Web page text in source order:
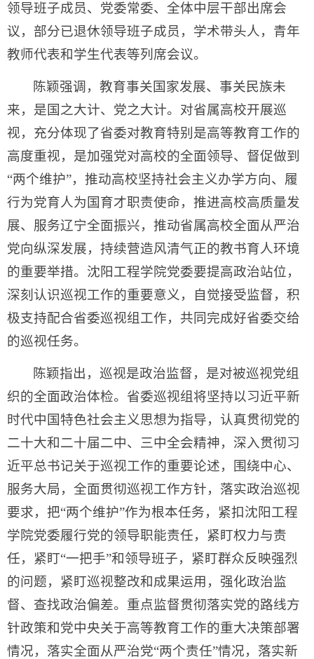
领导班子成员、党委常委、全体中层干部出席会
议，部分已退休领导班子成员，学术带头人，青年
教师代表和学生代表等列席会议。
陈颖强调，教育事关国家发展、事关民族未
来，是国之大计、党之大计。对省属高校开展巡
视，充分体现了省委对教育特别是高等教育工作的
高度重视，是加强党对高校的全面领导、督促做到
“两个维护”，推动高校坚持社会主义办学方向、履
行为党育人为国育才职责使命，推进高校高质量发
展、服务辽宁全面振兴，推动省属高校全面从严治
党向纵深发展，持续营造风清气正的教书育人环境
的重要举措。沈阳工程学院党委要提高政治站位，
深刻认识巡视工作的重要意义，自觉接受监督，积
极支持配合省委巡视组工作，共同完成好省委交给
的巡视任务。
陈颖指出，巡视是政治监督，是对被巡视党组
织的全面政治体检。省委巡视组将坚持以习近平新
时代中国特色社会主义思想为指导，认真贯彻党的
二十大和二十届二中、三中全会精神，深入贯彻习
近平总书记关于巡视工作的重要论述，围绕中心、
服务大局，全面贯彻巡视工作方针，落实政治巡视
要求，把“两个维护”作为根本任务，紧扣沈阳工程
学院党委履行党的领导职能责任，紧盯权力与责
任，紧盯“一把手”和领导班子，紧盯群众反映强烈
的问题，紧盯巡视整改和成果运用，强化政治监
督、查找政治偏差。重点监督贯彻落实党的路线方
针政策和党中央关于高等教育工作的重大决策部署
情况，落实全面从严治党“两个责任”情况，落实新